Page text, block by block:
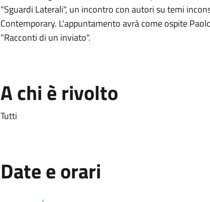
"Sguardi Laterali", un incontro con autori su temi
Contemporary. L'appuntamento avrà come ospite
"Racconti di un inviato".
A chi è rivolto
Tutti
Date e orari